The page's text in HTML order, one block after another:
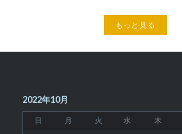
もっと見る
2022年10月
日 月 火 水 木